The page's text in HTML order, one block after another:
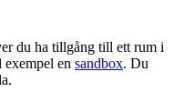
du ha tillgång till ett rum i
en sandbox. Du